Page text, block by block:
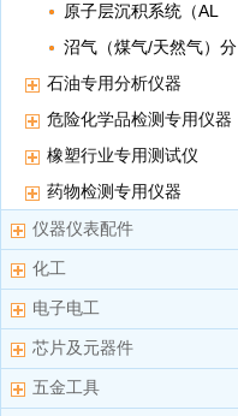
原子层沉积系统（AL
D）沼气（煤气/天然气）分
析仪
石油专用分析仪器
危险化学品检测专用仪器
橡塑行业专用测试仪
药物检测专用仪器
仪器仪表配件
化工
电子电工
芯片及元器件
五金工具